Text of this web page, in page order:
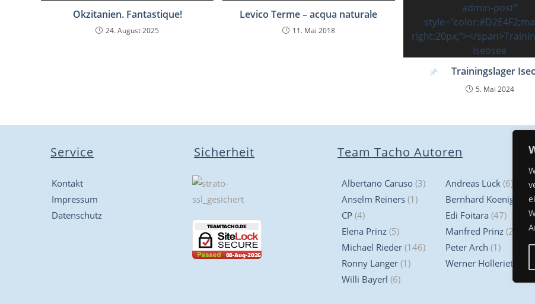
Okzitanien. Fantastique!
24. August 2025
Levico Terme – acqua naturale
11. Mai 2018
Trainingslager
5. Mai 2024
Service
Kontakt
Impressum
Datenschutz
Sicherheit Team Tacho Autoren
Albertano Caruso (3) Andreas Lück (6)
Anselm Reiners (1) Bernhard Koenig
CP (4) Edi Foitara (47)
Elena Prinz (5) Manfred Prinz (2)
Michael Rieder (146) Peter Arch (1)
Ronny Langer (1) Werner Hollerieth
Willi Bayerl (6)